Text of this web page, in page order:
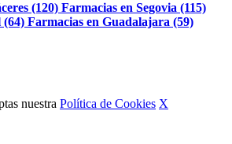
(120) Farmacias en Segovia (115)
(64) Farmacias en Guadalajara (59)
nuestra Política de Cookies X